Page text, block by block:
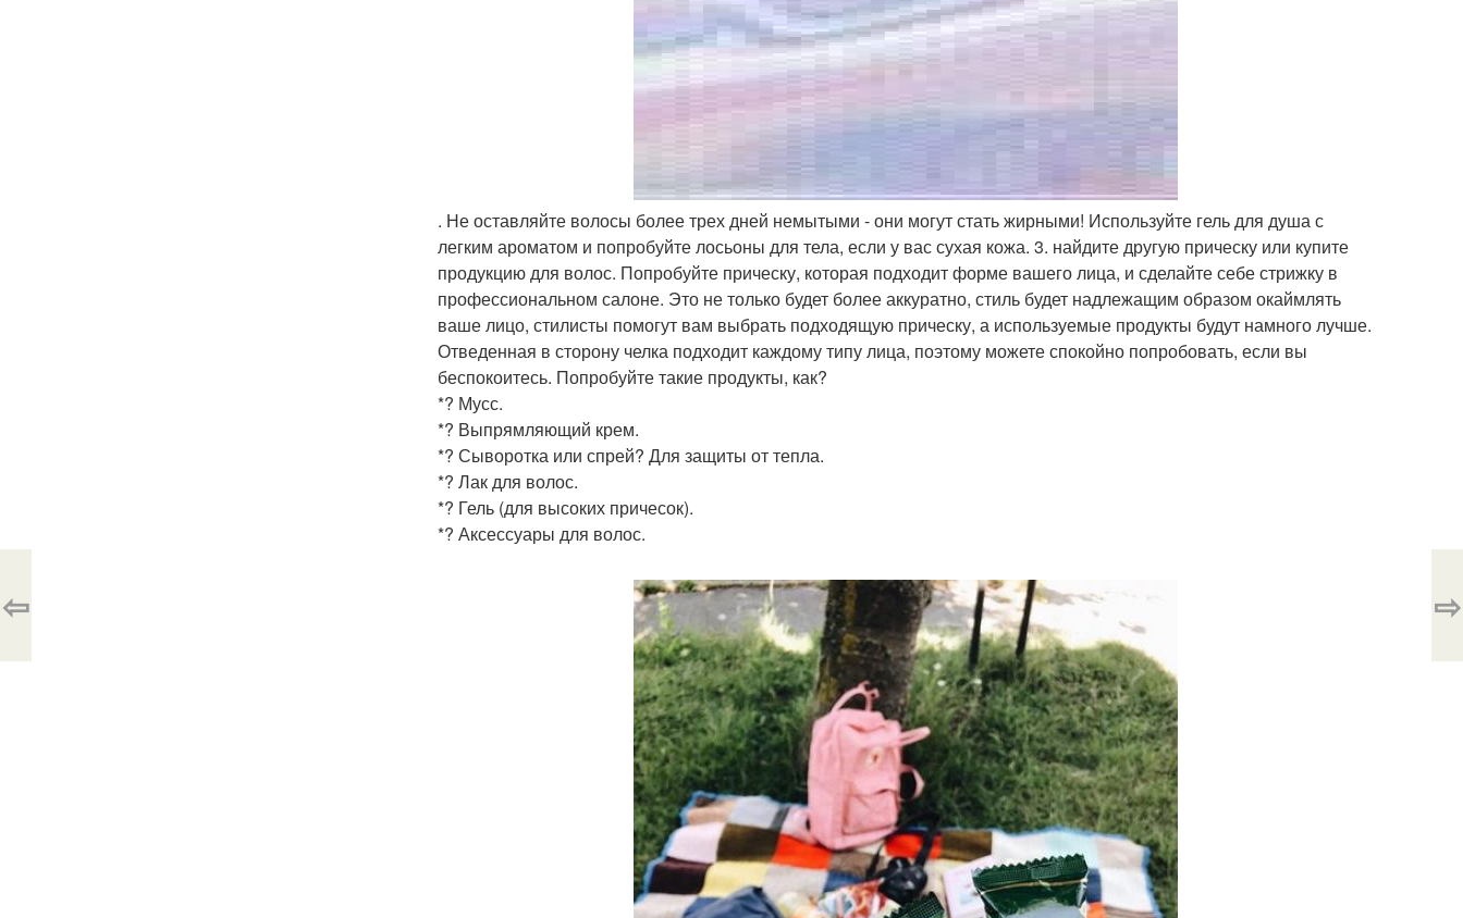
. Не оставляйте волосы более трех дней немытыми - они могут стать жирными! Используйте гель для душа с
легким ароматом и попробуйте лосьоны для тела, если у вас сухая кожа. 3. найдите другую прическу или купите
продукцию для волос. Попробуйте прическу, которая подходит форме вашего лица, и сделайте себе стрижку в
профессиональном салоне. Это не только будет более аккуратно, стиль будет надлежащим образом окаймлять
ваше лицо, стилисты помогут вам выбрать подходящую прическу, а используемые продукты будут намного лучше.
Отведенная в сторону челка подходит каждому типу лица, поэтому можете спокойно попробовать, если вы
беспокоитесь. Попробуйте такие продукты, как?
*? Мусс.
*? Выпрямляющий крем.
*? Сыворотка или спрей? Для защиты от тепла.
*? Лак для волос.
*? Гель (для высоких причесок).
*? Аксессуары для волос.
⇦ ⇨